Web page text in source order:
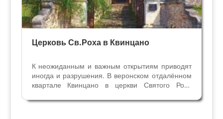
Церковь Св.Роха в Квинцано
К неожиданным и важным открытиям приводят
иногда и разрушения. В веронском отдалённом
квартале Квинцано в церкви Святого Роха
Под осыпавшимся слоем неожиданно